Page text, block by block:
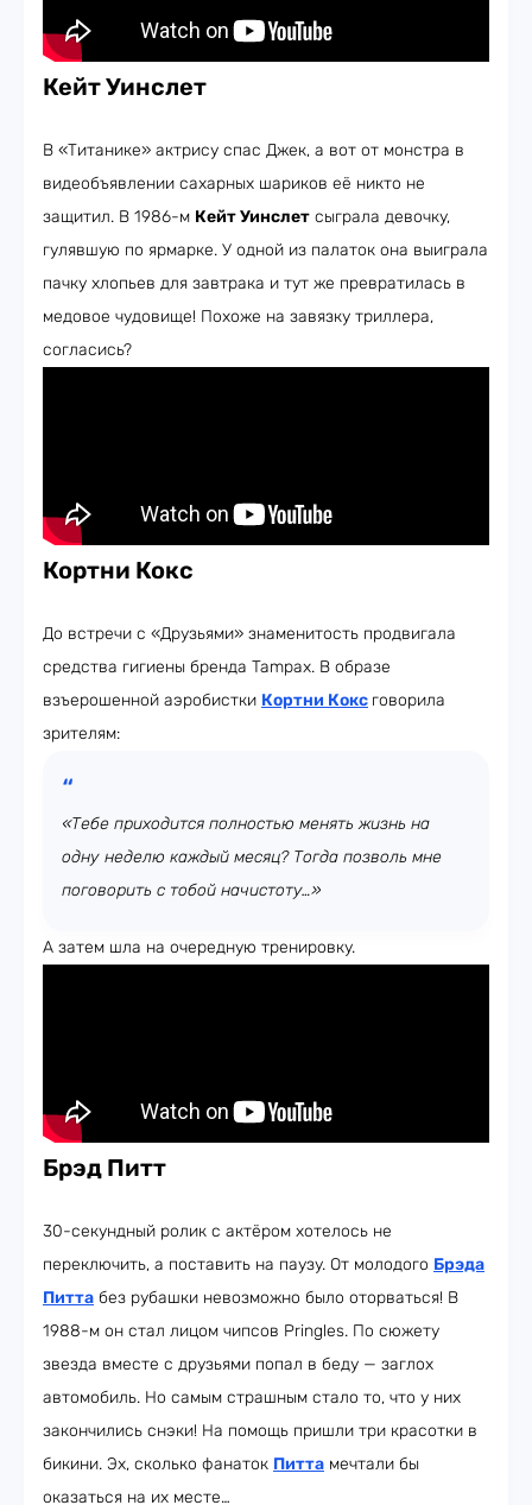
Кейт Уинслет
В «Титанике» актрису спас Джек, а вот от монстра в
видеобъявлении сахарных шариков её никто не
защитил. В 1986-м Кейт Уинслет сыграла девочку,
гулявшую по ярмарке. У одной из палаток она выиграла
пачку хлопьев для завтрака и тут же превратилась в
медовое чудовище! Похоже на завязку триллера,
согласись?
Кортни Кокс
До встречи с «Друзьями» знаменитость продвигала
средства гигиены бренда Tampax. В образе
взъерошенной аэробистки Кортни Кокс говорила
зрителям:
«Тебе приходится полностью менять жизнь на
одну неделю каждый месяц? Тогда позволь мне
поговорить с тобой начистоту…»
А затем шла на очередную тренировку.
Брэд Питт
30-секундный ролик с актёром хотелось не
переключить, а поставить на паузу. От молодого Брэда
Питта без рубашки невозможно было оторваться! В
1988-м он стал лицом чипсов Pringles. По сюжету
звезда вместе с друзьями попал в беду — заглох
автомобиль. Но самым страшным стало то, что у них
закончились снэки! На помощь пришли три красотки в
бикини. Эх, сколько фанаток Питта мечтали бы
оказаться на их месте…